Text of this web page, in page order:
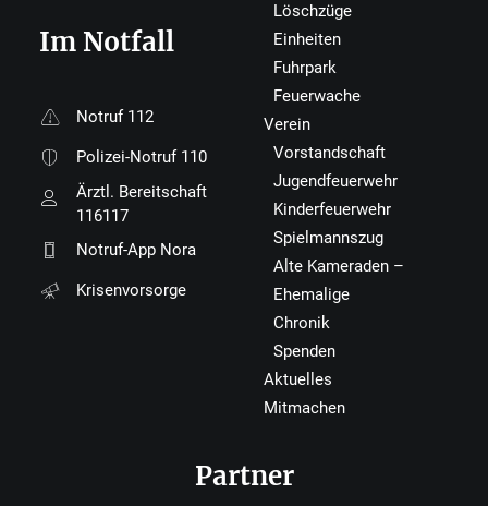
Im Notfall
Notruf 112
Polizei-Notruf 110
Ärztl. Bereitschaft
116117
Notruf-App Nora
Krisenvorsorge
Löschzüge
Einheiten
Fuhrpark
Feuerwache
Verein
Vorstandschaft
Jugendfeuerwehr
Kinderfeuerwehr
Spielmannszug
Alte Kameraden –
Ehemalige
Chronik
Spenden
Aktuelles
Mitmachen
Partner